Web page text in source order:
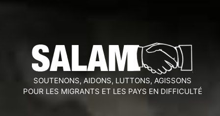
SOUTENONS, AIDONS, LUTTONS, AGISSONS
POUR LES MIGRANTS ET LES PAYS EN DIFFICULTÉ